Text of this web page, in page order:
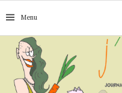
au
contenu
Menu